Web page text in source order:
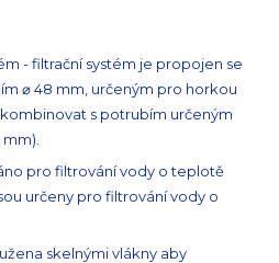
- filtrační systém je propojen se
⌀ 48 mm, určeným pro horkou
s potrubím určeným
pro filtrování vody o teplotě
určeny pro filtrování vody o
skelnými vlákny aby